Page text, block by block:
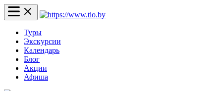
Туры
Экскурсии
Календарь
Блог
Акции
Афиша